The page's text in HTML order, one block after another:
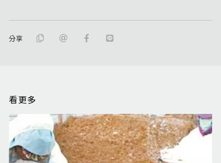
分享
看更多